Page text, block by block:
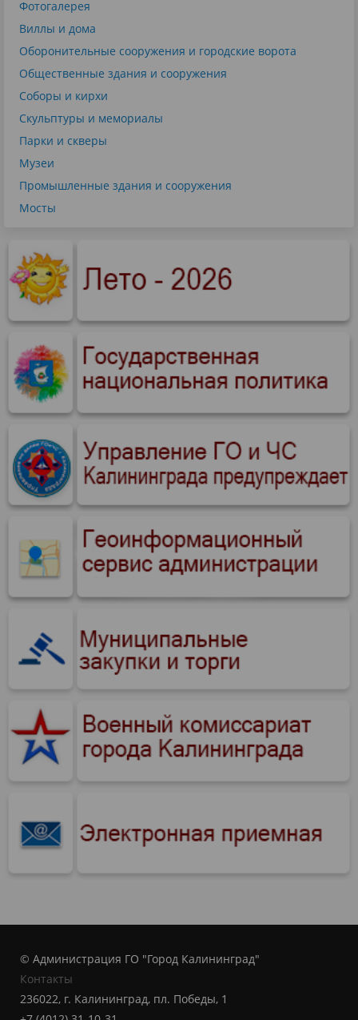
Фотогалерея
Виллы и дома
Оборонительные сооружения и городские ворота
Общественные здания и сооружения
Соборы и кирхи
Скульптуры и мемориалы
Парки и скверы
Музеи
Промышленные здания и сооружения
Мосты
© Администрация ГО "Город Калининград"
Контакты
236022, г. Калининград, пл. Победы, 1